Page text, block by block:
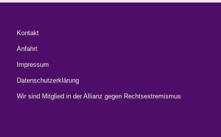
Kontakt
Anfahrt
Impressum
Datenschutzerklärung
Wir sind Mitglied in der Allianz gegen Rechtsextremismus